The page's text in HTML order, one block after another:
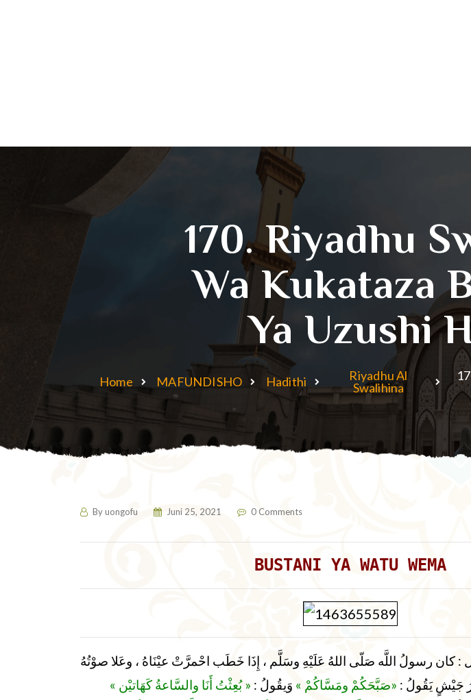
170. Riyadhu
Wa Kukataza
Ya Uzushi
Home MAFUNDISHO Hadithi
Riyadhu Al
Swalihina
Byuongofu Juni 25, 2021 0 Comments
BUSTANI YA WATU WEMA
: كان رسولُ اللَّه صَلّى اللهُ عَلَيْهِ وسَلَّم ، إِذَا خَطَب احْمرَّتْ عيْنَاهُ ، وعَلا صوْتُهُ
جَيْشٍ يَقُولُ : «صَبَّحَكُمْ ومَسَّاكُمْ » وَيقُولُ : « بُعِثْتُ أَنَا والسَّاعةُ كَهَاتيْن »